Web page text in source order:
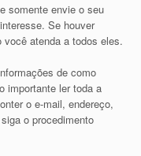
somente envie o seu
Se houver
atenda a todos eles.
de como
importante ler toda a
o e-mail, endereço,
o procedimento